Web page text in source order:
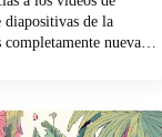
de la
nuevas.
ni habilidades de